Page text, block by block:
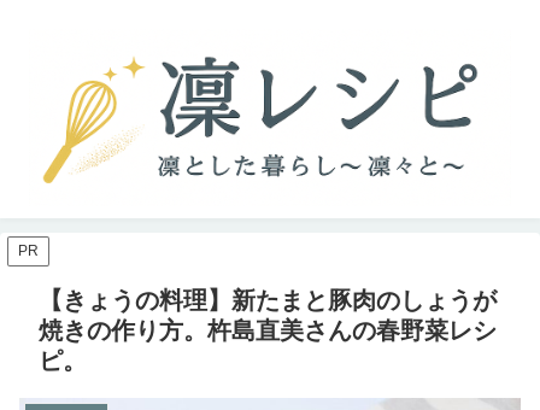
PR
【きょうの料理】新たまと豚肉のしょうが
焼きの作り方。杵島直美さんの春野菜レシ
ピ。